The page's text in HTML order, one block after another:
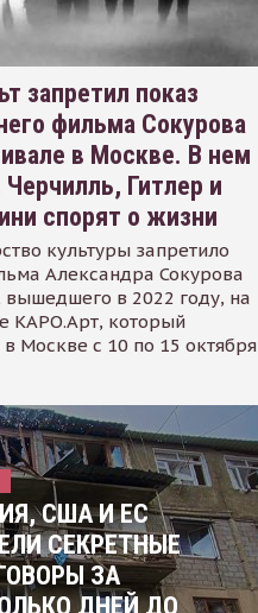
запретил показ
фильма Сокурова
в Москве. В нем
Гитлер и
спорят о жизни
культуры запретило
Александра Сокурова
вышедшего в 2022 году, на
КАРО.Арт, который
Москве с 10 по 15 октября
США И ЕС
СЕКРЕТНЫЕ
ЗА
ДНЕЙ ДО